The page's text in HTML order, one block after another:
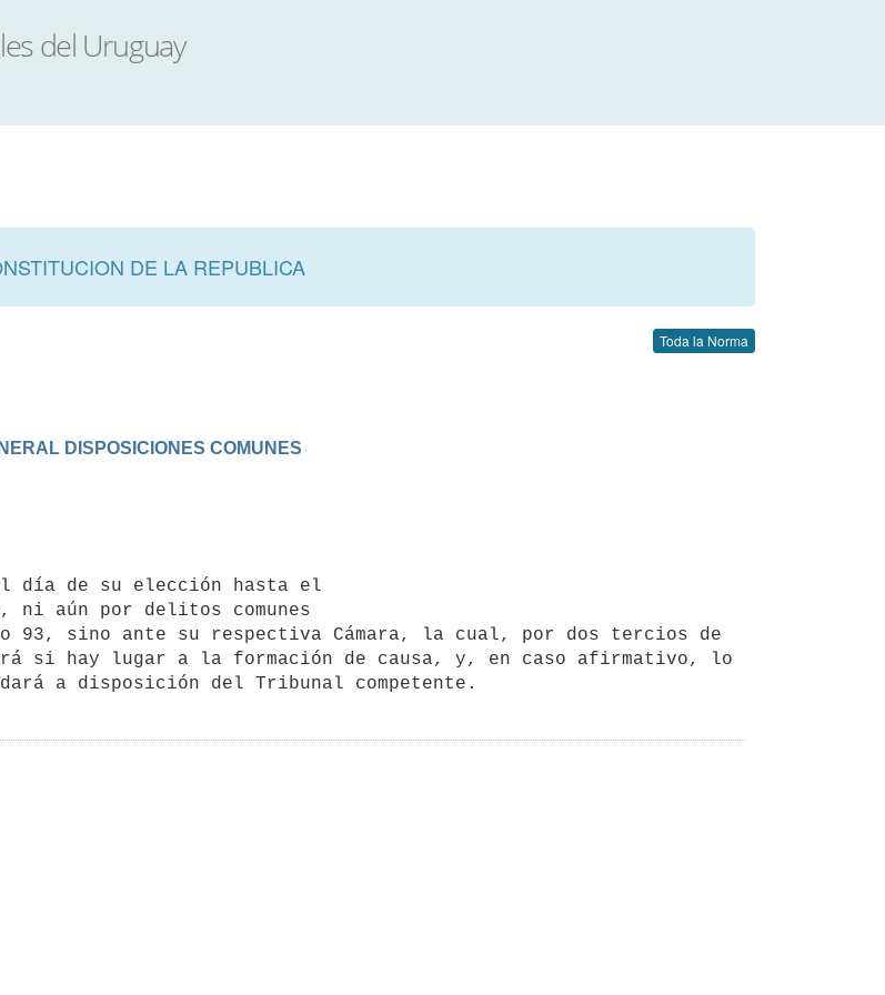
DE LA REPUBLICA
Toda la Norma
DISPOSICIONES COMUNES
ni aún por delitos comunes
93, sino ante su respectiva Cámara, la cual, por dos tercios de
si hay lugar a la formación de causa, y, en caso afirmativo, lo